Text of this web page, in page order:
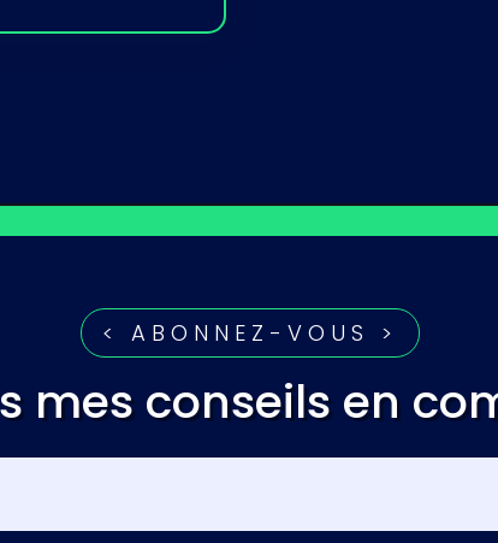
< ABONNEZ-VOUS >
mes conseils en